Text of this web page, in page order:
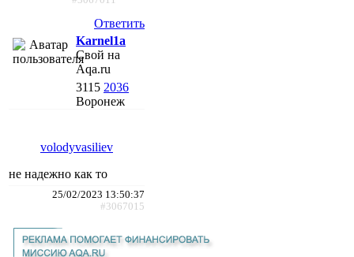
Ответить
Karnel1a
Свой на
Aqa.ru
3115 2036
Воронеж
volodyvasiliev
не надежно как то
25/02/2023 13:50:37
#3067015